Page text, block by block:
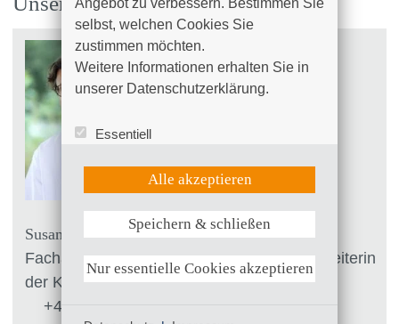
Susanne Paschka
Fachapothekerin für klinische Pharmazie/ Leiterin
der Krankenhausapotheke
+49 (0)381 4401 - 6701
Angebot zu verbessern. Bestimmen Sie
selbst, welchen Cookies Sie
zustimmen möchten.
Weitere Informationen erhalten Sie in
unserer Datenschutzerklärung.
Essentiell
UX (Hotjar)
Weitere Informationen anzeigen
Alle akzeptieren
Speichern & schließen
Nur essentielle Cookies akzeptieren